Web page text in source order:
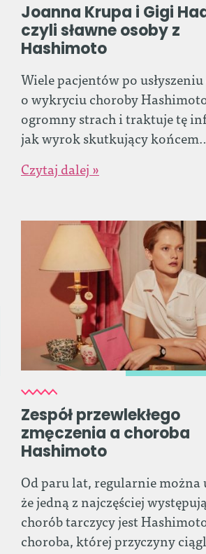
Joanna Krupa i Gigi
czyli sławne osoby z
Hashimoto
Wiele pacjentów po
o wykryciu choroby
ogromny strach i traktuje tę
jak wyrok skutkujący
Czytaj dalej »
Zespół przewlekłego
zmęczenia a choroba
Hashimoto
Od paru lat, regularnie można
że jedną z najczęściej
chorób tarczycy jest
choroba, której przyczyny